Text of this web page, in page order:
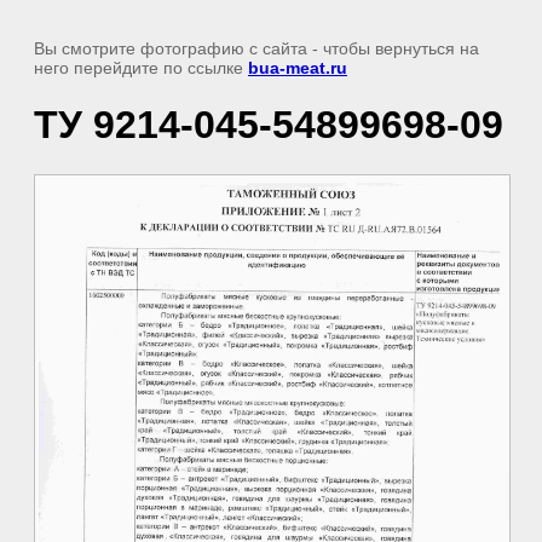
Вы смотрите фотографию с сайта - чтобы вернуться на
него перейдите по ссылке bua-meat.ru
ТУ 9214-045-54899698-09